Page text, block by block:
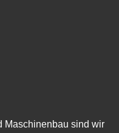
Maschinenbau sind wir